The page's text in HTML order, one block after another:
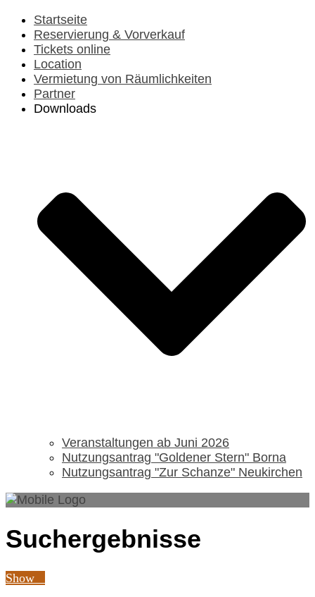
Startseite
Reservierung & Vorverkauf
Tickets online
Location
Vermietung von Räumlichkeiten
Partner
Downloads
Veranstaltungen ab Juni 2026
Nutzungsantrag "Goldener Stern" Borna
Nutzungsantrag "Zur Schanze" Neukirchen
Suchergebnisse
Show
Monat
Monat